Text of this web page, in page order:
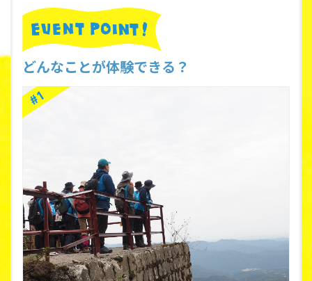
どんなことが体験できる？